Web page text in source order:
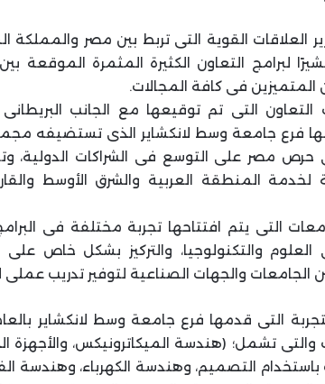
العلاقات القوية التى تربط بين مصر
لبرامج التعاون الكثيرة المثمرة الموقعة
المتميزين فى كافة المجالات.
التعاون التى تم توقيعها مع الجانب
فرع جامعة وسط لانكشاير الذى تستضيفه
إلى حرص مصر على التوسع فى الشراكات الدولية،
المنطقة العربية والشرق الأوسط
التى يتم افتتاحها تجربة مختلفة فى
والتكنولوجيا، والتركيز بشكل خاص على
الجامعات والجهات الصناعية لتوفير تدريب عملى
التى قدمها فرع جامعة وسط لانكشاير
تشمل؛ (هندسة الميكاترونيكس، والأجهزة
التصميم، وهندسة الكهرباء، وهندسة